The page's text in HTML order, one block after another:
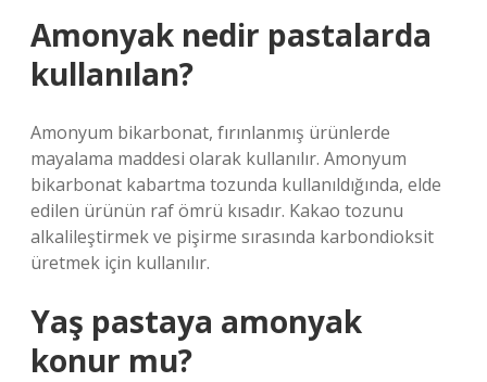
Amonyak nedir pastalarda
kullanılan?
Amonyum bikarbonat, fırınlanmış ürünlerde
mayalama maddesi olarak kullanılır. Amonyum
bikarbonat kabartma tozunda kullanıldığında, elde
edilen ürünün raf ömrü kısadır. Kakao tozunu
alkalileştirmek ve pişirme sırasında karbondioksit
üretmek için kullanılır.
Yaş pastaya amonyak
konur mu?